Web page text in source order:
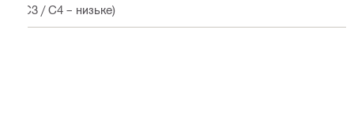
(C3 / C4 – низьке)